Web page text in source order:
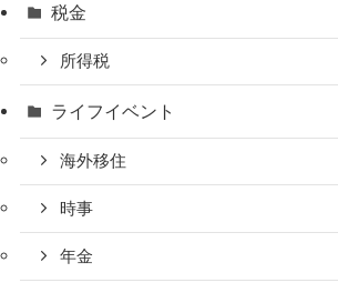
税金
所得税
ライフイベント
海外移住
時事
年金